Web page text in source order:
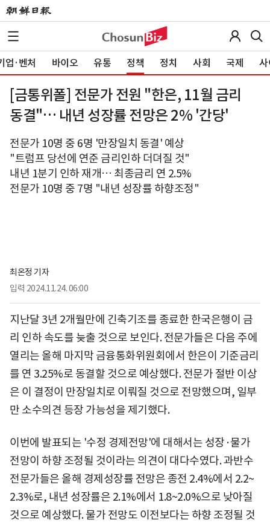
업·벤처 바이오 유통 정책 정치 사회 국제 사
[금통위폴] 전문가 전원 "한은, 11월 금리
동결"… 내년 성장률 전망은 2% '간당'
전문가 10명 중 6명 '만장일치 동결' 예상
"트럼프 당선에 연준 금리인하 더뎌질 것"
내년 1분기 인하 재개… 최종금리 연 2.5%
전문가 10명 중 7명 "내년 성장률 하향조정"
최온정 기자
입력 2024.11.24. 06:00
지난달 3년 2개월만에 긴축기조를 종료한 한국은행이 금
리 인하 속도를 늦출 것으로 보인다. 전문가들은 다음 주에
열리는 올해 마지막 금융통화위원회에서 한은이 기준금리
를 연 3.25%로 동결할 것으로 예상했다. 전문가 절반 이상
은 이 결정이 만장일치로 이뤄질 것으로 전망했으며, 일부
만 소수의견 등장 가능성을 제기했다.
이번에 발표되는 '수정 경제전망'에 대해서는 성장·물가
전망이 하향 조정될 것이라는 의견이 대다수였다. 과반수
전문가들은 올해 경제성장률 전망은 종전 2.4%에서 2.2~
2.3%로, 내년 성장률은 2.1%에서 1.8~2.0%으로 낮아질
것으로 예상했다. 물가 전망도 이전보다는 하향 조정될 것